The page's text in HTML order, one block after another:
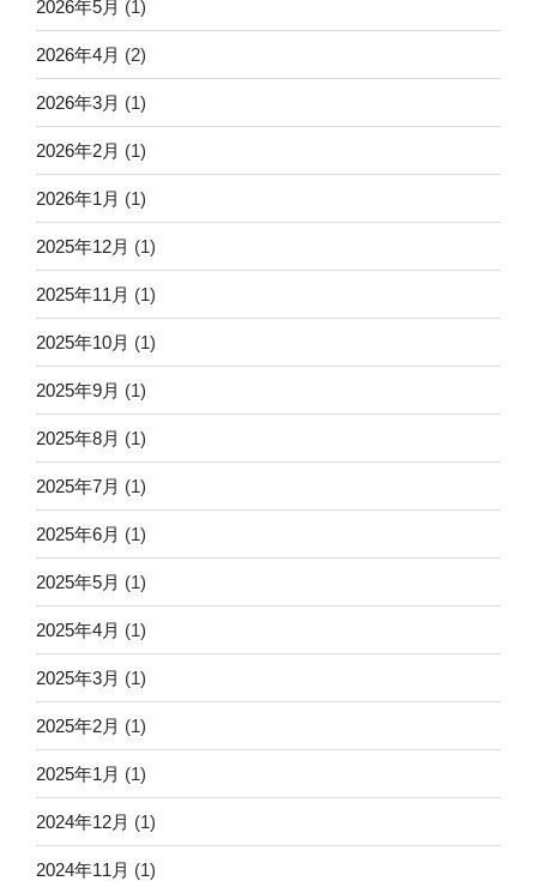
2026年5月 (1)
2026年4月 (2)
2026年3月 (1)
2026年2月 (1)
2026年1月 (1)
2025年12月 (1)
2025年11月 (1)
2025年10月 (1)
2025年9月 (1)
2025年8月 (1)
2025年7月 (1)
2025年6月 (1)
2025年5月 (1)
2025年4月 (1)
2025年3月 (1)
2025年2月 (1)
2025年1月 (1)
2024年12月 (1)
2024年11月 (1)